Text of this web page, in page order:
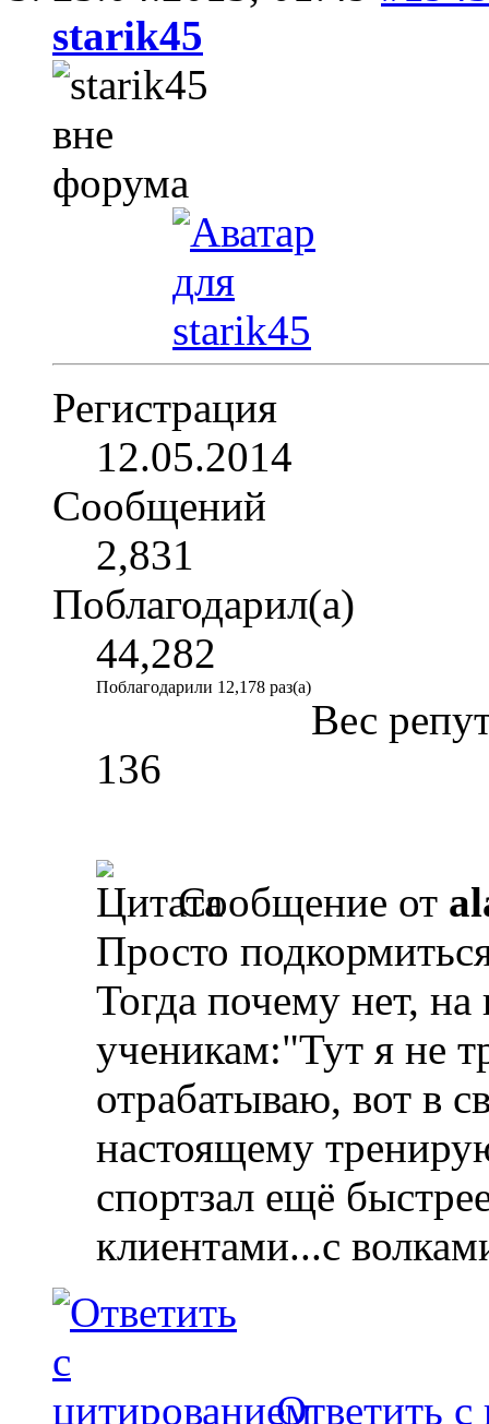
starik45
Регистрация
12.05.2014
Сообщений
2,831
Поблагодарил(а)
44,282
Поблагодарили 12,178 раз(а)
Вес
136
Сообщение от
Просто
Тогда почему нет,
ученикам:"Тут я не
отрабатываю, вот в
настоящему
спортзал ещё
клиентами...с
Ответить с